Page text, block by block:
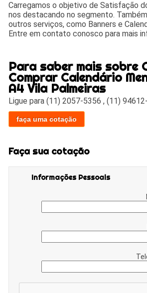
Carregamos o objetivo de Satisfação
nos destacando no segmento.
outros serviços, como Banners e
Entre em contato conosco para mais
Para saber mais sobre
Comprar Calendário
A4 Vila Palmeiras
Ligue para(11) 2057-5356 ,(11)
faça uma cotação
Faça sua cotação
Informações Pessoais